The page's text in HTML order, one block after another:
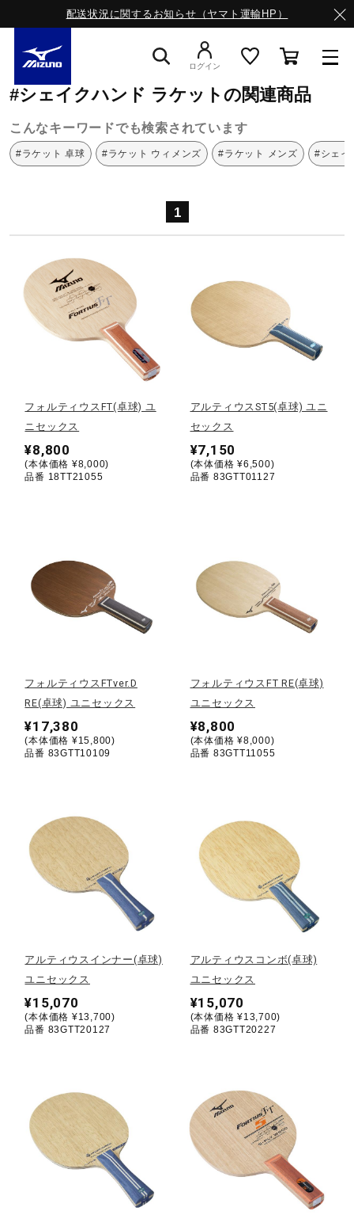
配送状況に関するお知らせ（ヤマト運輸HP）
ライフスタイルウエア
サッカー／フットサル
トレーニング
野球
ゴルフ
バレーボール
テニス／ソフトテニス
バドミントン
陸上競技
ソフトボール
ウィンタースポーツ
ワーキング
ウォーキングシューズ
ライフスタイルグッズ
ログイン
ミズノ公式オンライン ラケット
#シェイクハンド ラケットの関連商品
こんなキーワードでも検索されています
#ラケット 卓球 #ラケット ウィメンズ #ラケット メンズ #シェイ
1
フォルティウスFT(卓球) ユ
ニセックス
¥8,800
(本体価格 ¥8,000)
品番 18TT21055
アルティウスST5(卓球) ユニ
セックス
¥7,150
(本体価格 ¥6,500)
品番 83GTT01127
フォルティウスFTver.D
RE(卓球) ユニセックス
¥17,380
(本体価格 ¥15,800)
品番 83GTT10109
フォルティウスFT RE(卓球)
ユニセックス
¥8,800
(本体価格 ¥8,000)
品番 83GTT11055
アルティウスインナー(卓球)
ユニセックス
¥15,070
(本体価格 ¥13,700)
品番 83GTT20127
アルティウスコンボ(卓球)
ユニセックス
¥15,070
(本体価格 ¥13,700)
品番 83GTT20227